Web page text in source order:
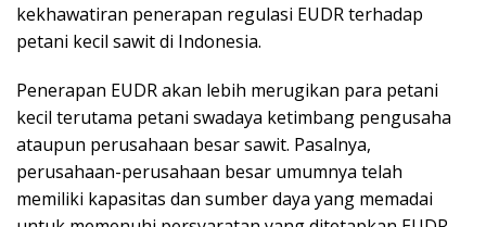
kekhawatiran penerapan regulasi EUDR terhadap
petani kecil sawit di Indonesia.
Penerapan EUDR akan lebih merugikan para petani
kecil terutama petani swadaya ketimbang pengusaha
ataupun perusahaan besar sawit. Pasalnya,
perusahaan-perusahaan besar umumnya telah
memiliki kapasitas dan sumber daya yang memadai